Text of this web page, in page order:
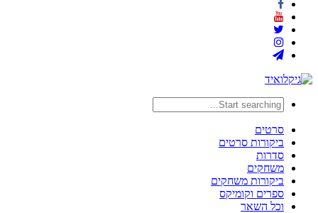
סרטים
ביקורות סרטים
סדרות
משחקים
ביקורות משחקים
ספרים וקומיקס
וכל השאר